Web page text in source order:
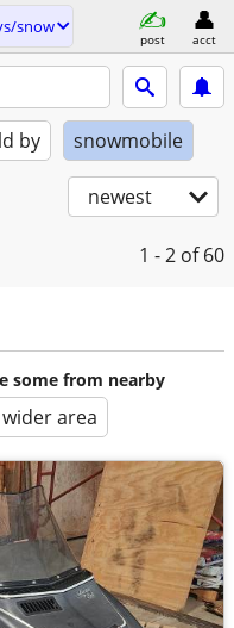
snow
post acct
by snowmobile
newest
1 - 2 of 60
some from nearby
area